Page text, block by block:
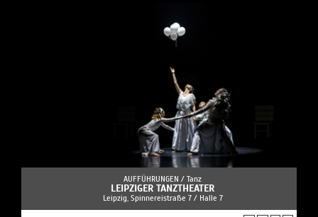
AUFFÜHRUNGEN / Tanz
LEIPZIGER TANZTHEATER
Leipzig, Spinnereistraße 7 / Halle 7